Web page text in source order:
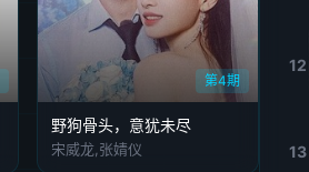
第4期
野狗骨头，意犹未尽
宋威龙,张婧仪
12
13